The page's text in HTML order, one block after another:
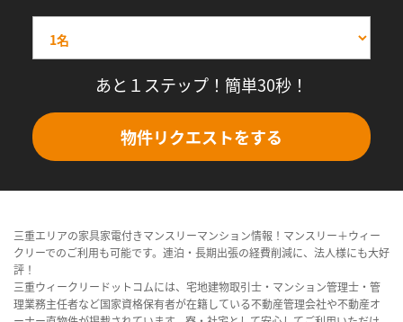
あと１ステップ！簡単30秒！
物件リクエストをする
三重エリアの家具家電付きマンスリーマンション情報！マンスリー＋ウィー
クリーでのご利用も可能です。連泊・長期出張の経費削減に、法人様にも大好
評！
三重ウィークリードットコムには、宅地建物取引士・マンション管理士・管
理業務主任者など国家資格保有者が在籍している不動産管理会社や不動産オ